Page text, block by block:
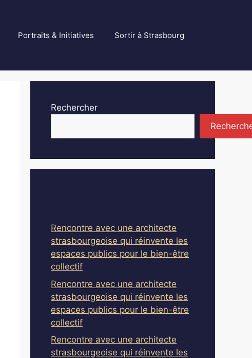
Portraits & Initiatives Sortir à Strasbourg
Rechercher
Rencontre avec une architecte
strasbourgeoise qui réinvente les
espaces publics pour le bien-être
collectif
Rencontre avec une architecte
strasbourgeoise qui réinvente les
espaces publics pour le bien-être
collectif
Rencontre avec une architecte
strasbourgeoise qui réinvente les